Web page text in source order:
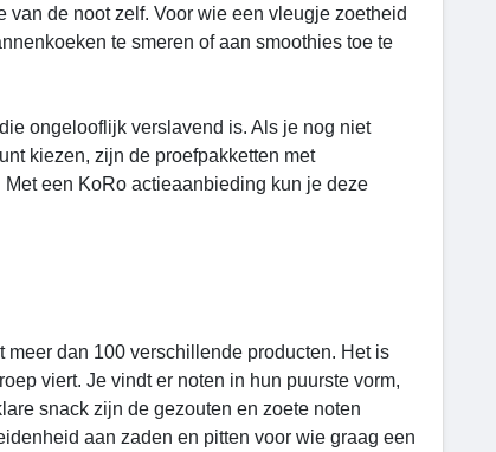
de noot zelf. Voor wie een vleugje zoetheid
te smeren of aan smoothies toe te
ongelooflijk verslavend is. Als je nog niet
kiezen, zijn de proefpakketten met
een KoRo actieaanbieding kun je deze
dan 100 verschillende producten. Het is
viert. Je vindt er noten in hun puurste vorm,
snack zijn de gezouten en zoete noten
aan zaden en pitten voor wie graag een